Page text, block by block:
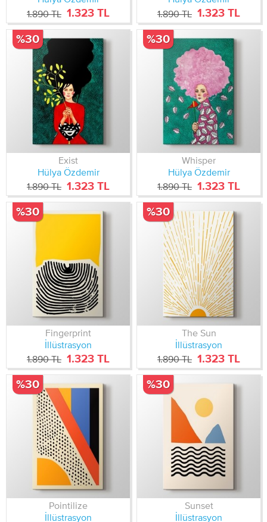
1.890 TL 1.323 TL
1.890 TL 1.323 TL
Exist
Hülya Özdemir
1.890 TL 1.323 TL
%30
Whisper
Hülya Özdemir
1.890 TL 1.323 TL
%30
Fingerprint
İllüstrasyon
1.890 TL 1.323 TL
%30
The Sun
İllüstrasyon
1.890 TL 1.323 TL
%30
Pointilize
İllüstrasyon
%30
Sunset
İllüstrasyon
%30